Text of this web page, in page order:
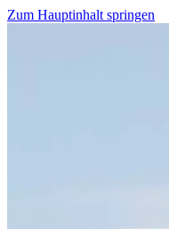
Zum Hauptinhalt springen